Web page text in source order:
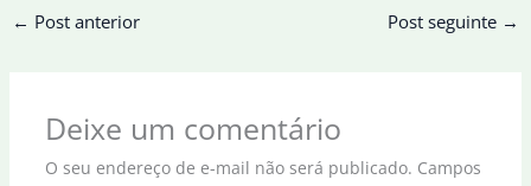
← Post anterior Post seguinte →
Deixe um comentário
O seu endereço de e-mail não será publicado. Campos